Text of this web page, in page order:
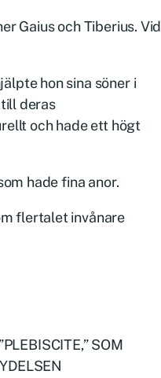
Gaius och Tiberius. Vid
hon sina söner i
deras
och hade ett högt
hade fina anor.
flertalet invånare
SOM